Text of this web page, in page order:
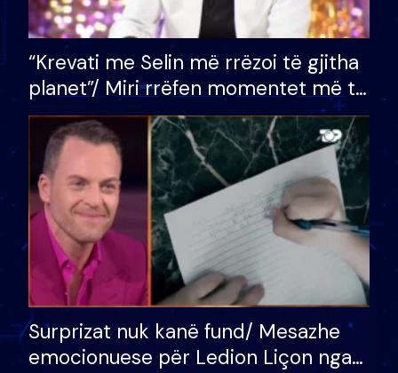
“Krevati me Selin më rrëzoi të gjitha
planet”/ Miri rrëfen momentet më të
bukura në shtëpinë e BB VIP: Do më
mungojë zilja e mëngjesit kur…
Surprizat nuk kanë fund/ Mesazhe
emocionuese për Ledion Liçon nga